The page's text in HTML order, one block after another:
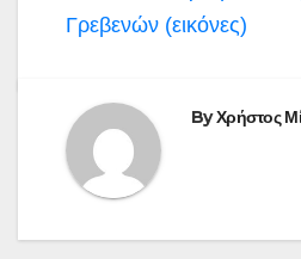
Γρεβενών (εικόνες)
ByΧρήστος